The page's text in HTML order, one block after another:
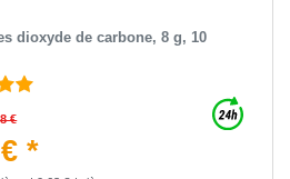
dioxyde de carbone, 8 g, 10
€
*